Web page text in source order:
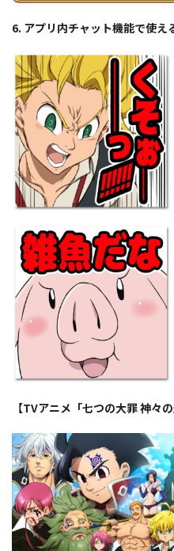
6. アプリ内チャット機能で使え
【TVアニメ「七つの大罪 神々